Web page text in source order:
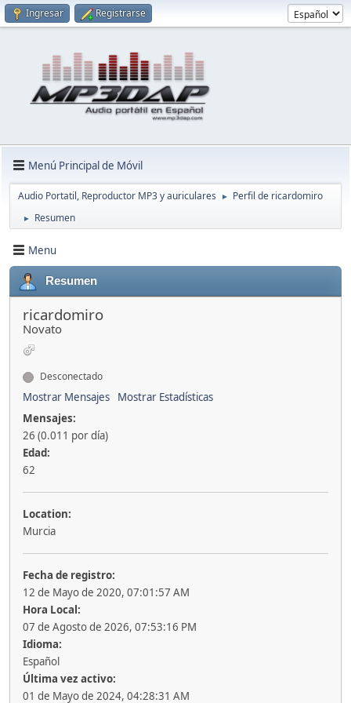
Ingresar Registrarse
Menú Principal de Móvil
Audio Portatil, Reproductor MP3 y auriculares ► Perfil de ricardomiro
► Resumen
Menu
Resumen
ricardomiro
Novato
Desconectado
Mostrar Mensajes
Mostrar Estadísticas
Mensajes:
26 (0.011 por día)
Edad:
62
Location:
Murcia
Fecha de registro:
12 de Mayo de 2020, 07:01:57 AM
Hora Local:
07 de Agosto de 2026, 07:53:16 PM
Idioma:
Español
Última vez activo:
01 de Mayo de 2024, 04:28:31 AM